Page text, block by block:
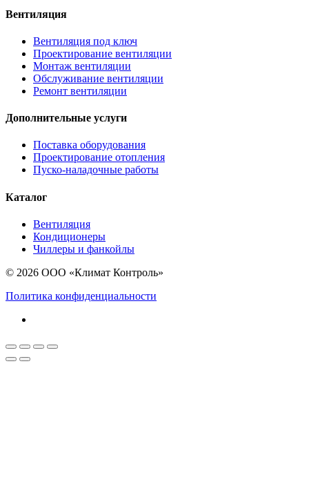
Вентиляция
Вентиляция под ключ
Проектирование вентиляции
Монтаж вентиляции
Обслуживание вентиляции
Ремонт вентиляции
Дополнительные услуги
Поставка оборудования
Проектирование отопления
Пуско-наладочные работы
Каталог
Вентиляция
Кондиционеры
Чиллеры и фанкойлы
© 2026 ООО «Климат Контроль»
Политика конфиденциальности